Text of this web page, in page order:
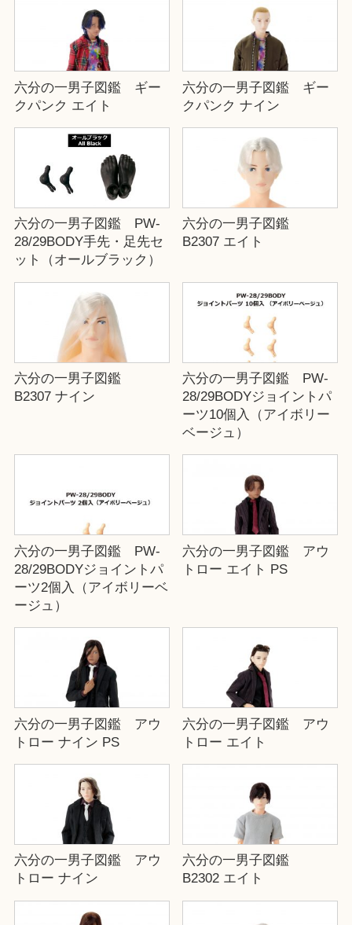
六分の一男子図鑑 ギー
クパンク エイト
六分の一男子図鑑 ギー
クパンク ナイン
六分の一男子図鑑 PW-
28/29BODY手先・足先セ
ット（オールブラック）
六分の一男子図鑑
B2307 エイト
六分の一男子図鑑
B2307 ナイン
六分の一男子図鑑 PW-
28/29BODYジョイントパ
ーツ10個入（アイボリー
ベージュ）
六分の一男子図鑑 PW-
28/29BODYジョイントパ
ーツ2個入（アイボリーベ
ージュ）
六分の一男子図鑑 アウ
トロー エイト PS
六分の一男子図鑑 アウ
トロー ナイン PS
六分の一男子図鑑 アウ
トロー エイト
六分の一男子図鑑 アウ
トロー ナイン
六分の一男子図鑑
B2302 エイト